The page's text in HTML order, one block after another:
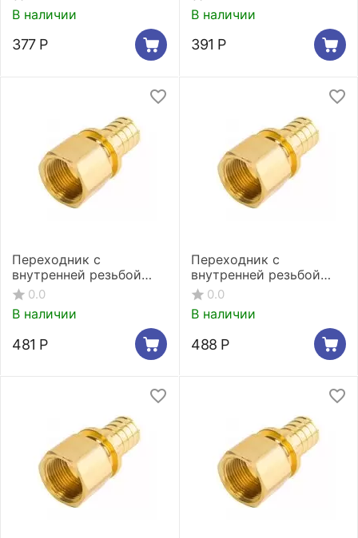
В наличии
377 Р
В наличии
391 Р
Переходник с
внутренней резьбой
Stout 16xRp 3/4"
0.0
В наличии
481 Р
Переходник с
внутренней резьбой
Stout 20xRp 3/4"
0.0
В наличии
488 Р